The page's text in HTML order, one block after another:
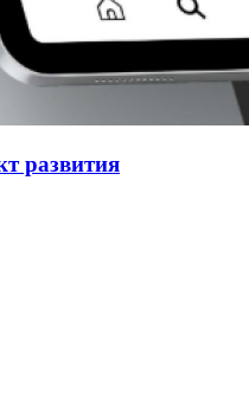
развития